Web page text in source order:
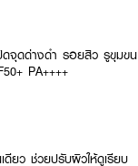
จุดด่างดำ รอยสิว รูขุมขน
PA++++
ยว ช่วยปรับผิวให้ดูเรียบ